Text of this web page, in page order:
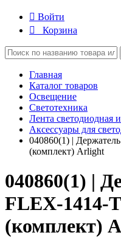
Войти
Корзина
Главная
Каталог товаров
Освещение
Светотехника
Лента светодиодная
Аксессуары для
040860(1) |
(комплект) Arlight
040860(1) |
FLEX-1414-
(комплект)